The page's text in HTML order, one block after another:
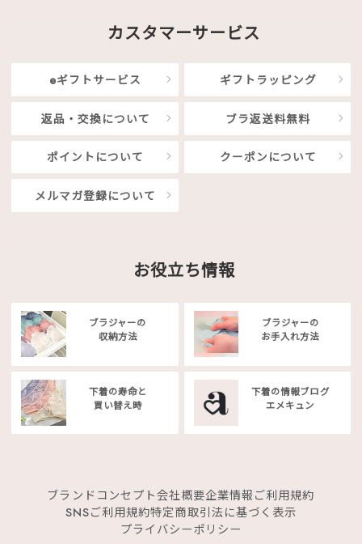
カスタマーサービス
eギフトサービス ギフトラッピング
返品・交換について ブラ返送料無料
ポイントについて クーポンについて
メルマガ登録について
お役立ち情報
ブラジャーの
収納方法
ブラジャーの
お手入れ方法
下着の寿命と
買い替え時
下着の情報ブログ
エメキュン
ブランドコンセプト会社概要企業情報 ご利用規約
SNSご利用規約特定商取引法に基づく表示
プライバシーポリシー